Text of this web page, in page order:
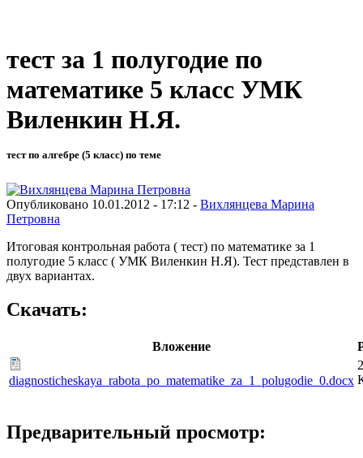
тест за 1 полугодие по
математике 5 класс УМК
Виленкин Н.Я.
тест по алгебре (5 класс) по теме
Опубликовано 10.01.2012 - 17:12 - Вихлянцева Марина
Петровна
Итоговая контрольная работа ( тест) по математике за 1
полугодие 5 класс ( УМК Виленкин Н.Я). Тест представлен в
двух вариантах.
Скачать:
Вложение
diagnosticheskaya_rabota_po_matematike_za_1_polugodie_0.docx
Предварительный просмотр: